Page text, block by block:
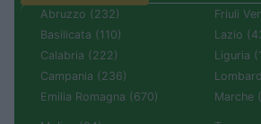
Abruzzo (232)
Basilicata (110)
Calabria (222)
Campania (236)
Emilia Romagna (670)
Friuli
Lazio
Liguria
Marche